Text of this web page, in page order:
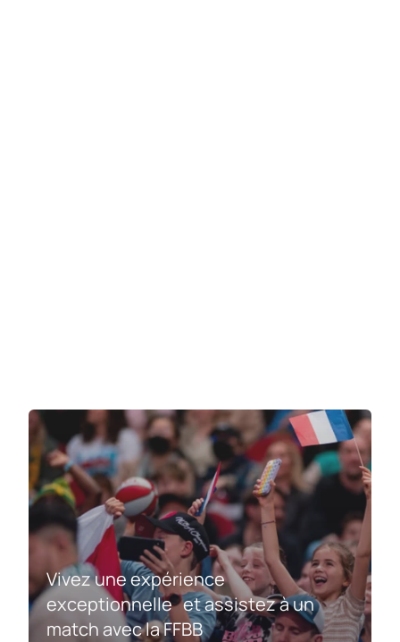
Vivez une expérience
exceptionnelle et assistez à un
match avec la FFBB